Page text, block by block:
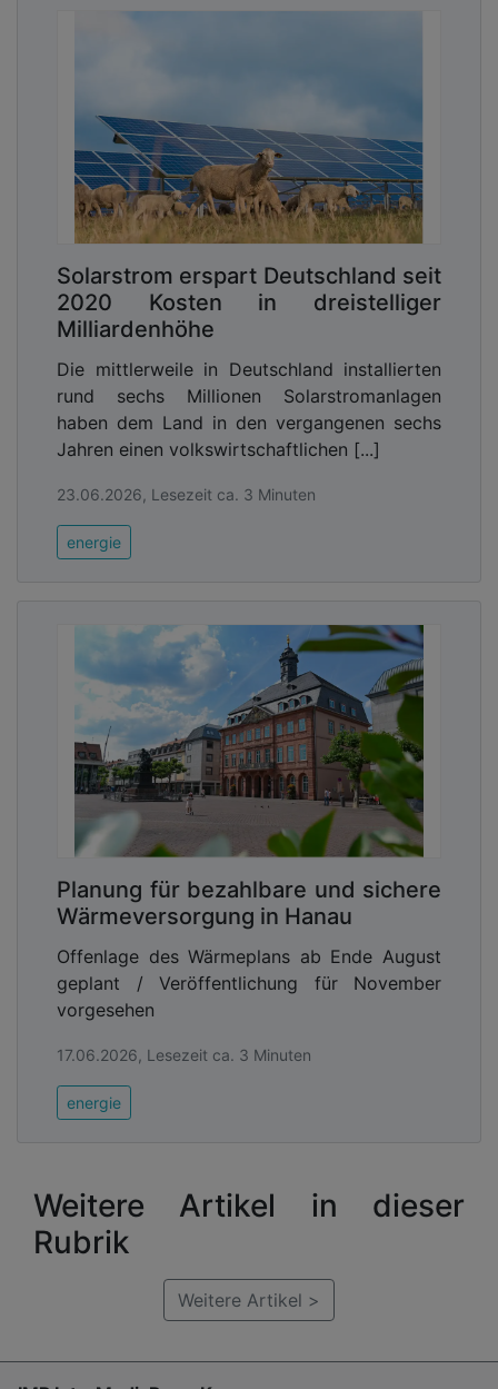
Solarstrom erspart Deutschland seit
2020 Kosten in dreistelliger
Milliardenhöhe
Die mittlerweile in Deutschland installierten
rund sechs Millionen Solarstromanlagen
haben dem Land in den vergangenen sechs
Jahren einen volkswirtschaftlichen [...]
23.06.2026, Lesezeit ca. 3 Minuten
energie
Planung für bezahlbare und sichere
Wärmeversorgung in Hanau
Offenlage des Wärmeplans ab Ende August
geplant / Veröffentlichung für November
vorgesehen
17.06.2026, Lesezeit ca. 3 Minuten
energie
Weitere Artikel in dieser
Rubrik
Weitere Artikel >